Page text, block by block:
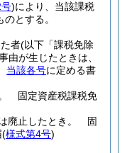
)により、当該課税
とする。
者(以下「課税免除
由が生じたときは、
当該各号に定める書
固定資産税課税免
廃止したとき。 固
(様式第4号)